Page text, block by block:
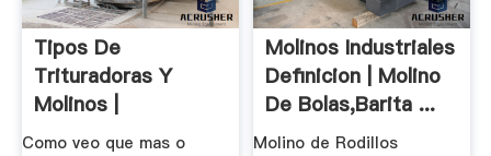
Tipos De
Trituradoras Y
Molinos |
1AAD_ITIQI_GRUPOB
Como veo que mas o
Molinos Industriales
Definicion | Molino
De Bolas,Barita ...
Molino de Rodillos